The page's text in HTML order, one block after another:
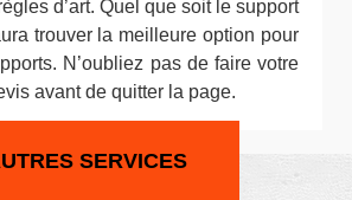
d’art. Quel que soit le support
trouver la meilleure option pour
N’oubliez pas de faire votre
avant de quitter la page.
SERVICES